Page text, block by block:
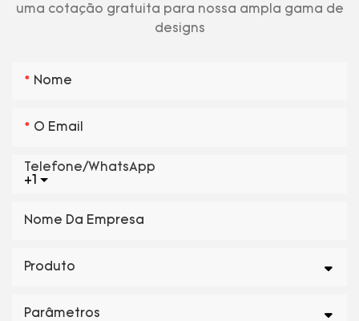
uma cotação gratuita para nossa ampla gama de
designs
Nome
O Email
+1
Telefone/WhatsApp
Nome Da Empresa
Produto
Parâmetros